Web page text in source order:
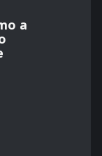
a